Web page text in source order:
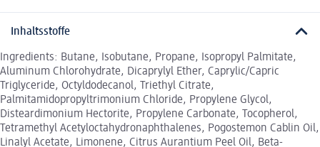
Inhaltsstoffe
Ingredients: Butane, Isobutane, Propane, Isopropyl Palmitate,
Aluminum Chlorohydrate, Dicaprylyl Ether, Caprylic/Capric
Triglyceride, Octyldodecanol, Triethyl Citrate,
Palmitamidopropyltrimonium Chloride, Propylene Glycol,
Disteardimonium Hectorite, Propylene Carbonate, Tocopherol,
Tetramethyl Acetyloctahydronaphthalenes, Pogostemon Cablin Oil,
Linalyl Acetate, Limonene, Citrus Aurantium Peel Oil, Beta-